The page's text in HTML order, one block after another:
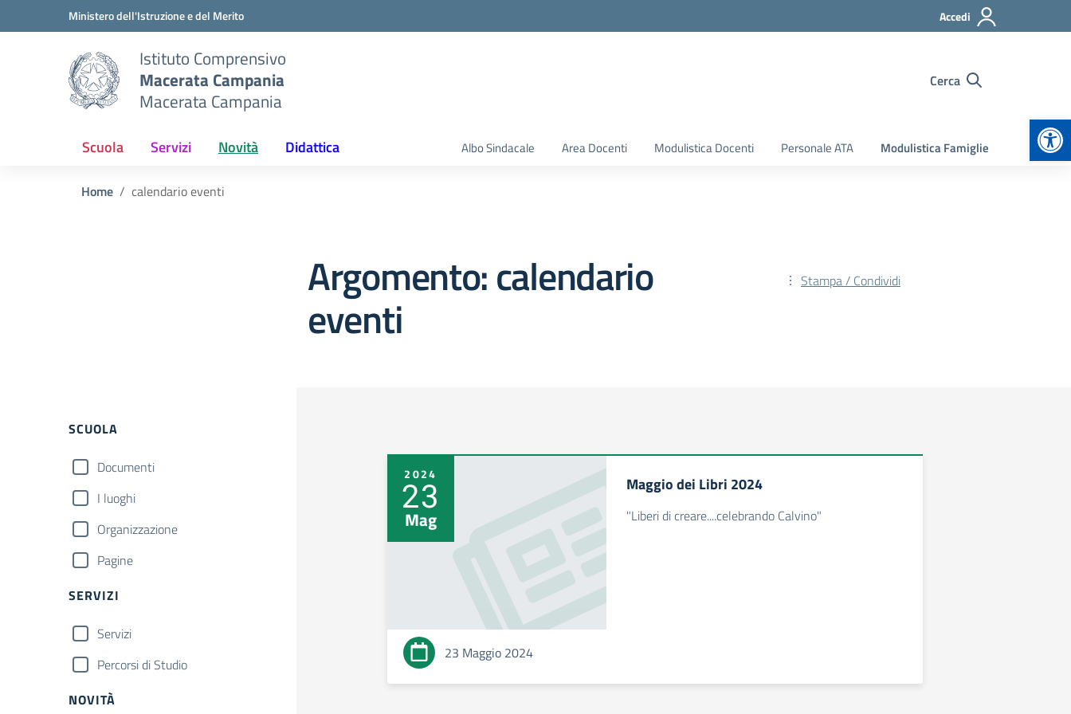
Vai ai contenuti
Vai al menu di navigazioneMinistero dell'Istruzione e del Merito Accedi
Istituto Comprensivo
Macerata Campania
Macerata Campania
Cerca
Scuola Servizi Novità Didattica Albo Sindacale Area Docenti Modulistica Docenti Personale ATA Modulistica Famiglie
Home calendario eventi
Argomento: calendario
eventi
Stampa / Condividi
Filtri
SCUOLA
Documenti
I luoghi
Organizzazione
Pagine
SERVIZI
Servizi
Percorsi di Studio
NOVITÀ
2024
23
Mag
Maggio dei Libri 2024
"Liberi di creare....celebrando Calvino"
23 Maggio 2024